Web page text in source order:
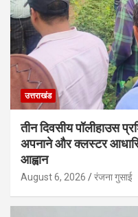
उत्तराखंड
तीन दिवसीय पॉलीहाउस
अपनाने और क्लस्टर
आह्वान
August 6, 2026 रंजना गुसाई